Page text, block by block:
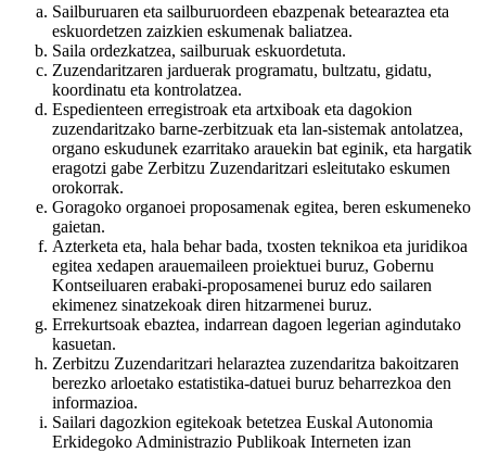
Sailburuaren eta sailburuordeen ebazpenak betearaztea eta
eskuordetzen zaizkien eskumenak baliatzea.
Saila ordezkatzea, sailburuak eskuordetuta.
Zuzendaritzaren jarduerak programatu, bultzatu, gidatu,
koordinatu eta kontrolatzea.
Espedienteen erregistroak eta artxiboak eta dagokion
zuzendaritzako barne-zerbitzuak eta lan-sistemak antolatzea,
organo eskudunek ezarritako arauekin bat eginik, eta hargatik
eragotzi gabe Zerbitzu Zuzendaritzari esleitutako eskumen
orokorrak.
Goragoko organoei proposamenak egitea, beren eskumeneko
gaietan.
Azterketa eta, hala behar bada, txosten teknikoa eta juridikoa
egitea xedapen arauemaileen proiektuei buruz, Gobernu
Kontseiluaren erabaki-proposamenei buruz edo sailaren
ekimenez sinatzekoak diren hitzarmenei buruz.
Errekurtsoak ebaztea, indarrean dagoen legerian agindutako
kasuetan.
Zerbitzu Zuzendaritzari helaraztea zuzendaritza bakoitzaren
berezko arloetako estatistika-datuei buruz beharrezkoa den
informazioa.
Sailari dagozkion egitekoak betetzea Euskal Autonomia
Erkidegoko Administrazio Publikoak Interneten izan